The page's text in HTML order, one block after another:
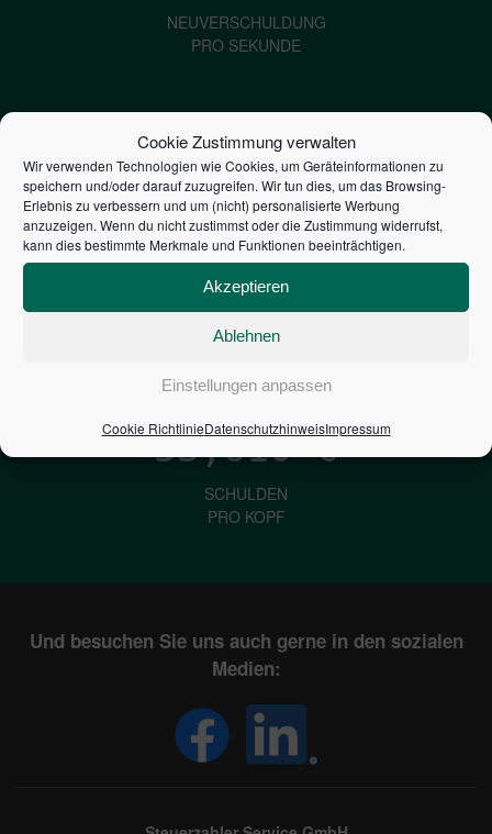
Cookie Zustimmung verwalten
Wir verwenden Technologien wie Cookies, um Geräteinformationen zu
speichern und/oder darauf zuzugreifen. Wir tun dies, um das Browsing-
Erlebnis zu verbessern und um (nicht) personalisierte Werbung
anzuzeigen. Wenn du nicht zustimmst oder die Zustimmung widerrufst,
kann dies bestimmte Merkmale und Funktionen beeinträchtigen.
Akzeptieren
Ablehnen
Einstellungen anpassen
Cookie RichtlinieDatenschutzhinweisImpressum
NEUVERSCHULDUNG
PRO SEKUNDE
1,601€
ZINSEN
PRO SEKUNDE
2,805,369,665,866
STAATSVERSCHULDUNG
33,610€
SCHULDEN
PRO KOPF
Und besuchen Sie uns auch gerne in den sozialen
Medien: